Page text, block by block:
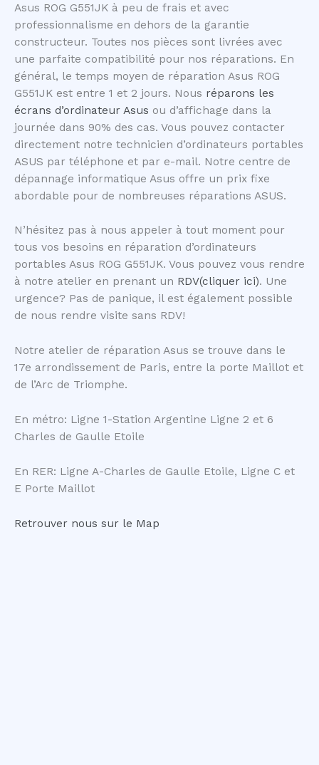
Asus ROG G551JK à peu de frais et avec
professionnalisme en dehors de la garantie
constructeur. Toutes nos pièces sont livrées avec
une parfaite compatibilité pour nos réparations. En
général, le temps moyen de réparation Asus ROG
G551JK est entre 1 et 2 jours. Nous réparons les
écrans d’ordinateur Asus ou d’affichage dans la
journée dans 90% des cas. Vous pouvez contacter
directement notre technicien d’ordinateurs portables
ASUS par téléphone et par e-mail. Notre centre de
dépannage informatique Asus offre un prix fixe
abordable pour de nombreuses réparations ASUS.
N’hésitez pas à nous appeler à tout moment pour
tous vos besoins en réparation d’ordinateurs
portables Asus ROG G551JK. Vous pouvez vous rendre
à notre atelier en prenant un RDV(cliquer ici). Une
urgence? Pas de panique, il est également possible
de nous rendre visite sans RDV!
Notre atelier de réparation Asus se trouve dans le
17e arrondissement de Paris, entre la porte Maillot et
de l’Arc de Triomphe.
En métro: Ligne 1-Station Argentine Ligne 2 et 6
Charles de Gaulle Etoile
En RER: Ligne A-Charles de Gaulle Etoile, Ligne C et
E Porte Maillot
Retrouver nous sur le Map